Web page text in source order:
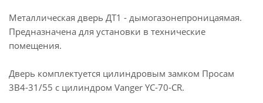
Металлическая дверь ДТ1 - дымогазонепроницаямая.
Предназначена для установки в технические
помещения.
Дверь комплектуется цилиндровым замком Просам
3В4-31/55 с цилиндром Vanger YC-70-CR.